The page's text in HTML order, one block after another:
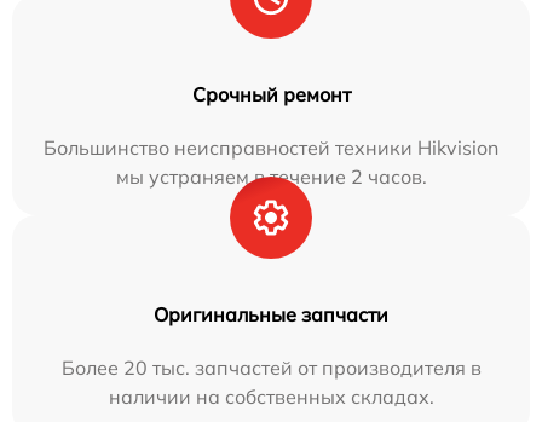
Срочный ремонт
Большинство неисправностей техники Hikvision
мы устраняем в течение 2 часов.
Оригинальные запчасти
Более 20 тыс. запчастей от производителя в
наличии на собственных складах.